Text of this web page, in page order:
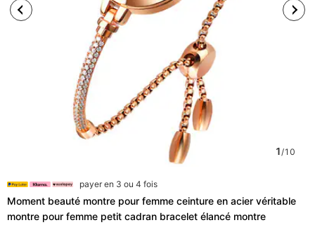
1/10
payer en 3 ou 4 fois
Moment beauté montre pour femme ceinture en acier véritable
montre pour femme petit cadran bracelet élancé montre